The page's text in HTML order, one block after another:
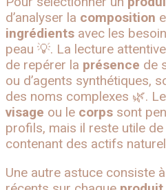
d’analyser la composition
ingrédients avec les
peau 💡. La lecture
de repérer la présence de
ou d’agents synthétiques,
des noms complexes 🌿.
visage ou le corps sont
profils, mais il reste utile
contenant des actifs
Une autre astuce consiste